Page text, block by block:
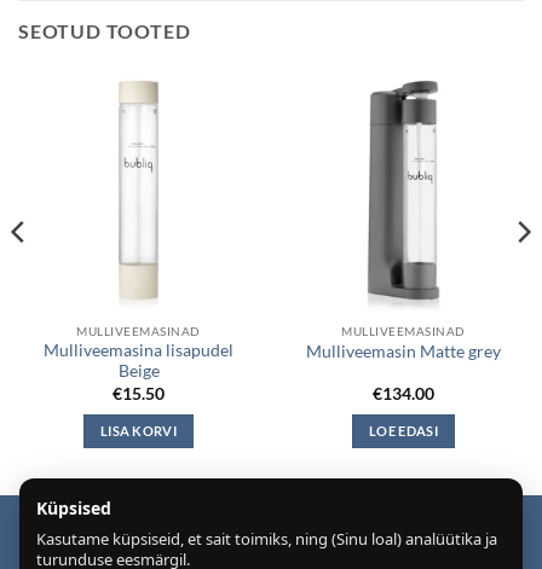
SEOTUD TOOTED
MULLIVEEMASINAD
Mulliveemasina lisapudel
Beige
€15.50
LISA KORVI
MULLIVEEMASINAD
Mulliveemasin Matte grey
€134.00
LOE EDASI
Puiduõlid ja vahadÕhuniisutajad
Küpsised
Kasutame küpsiseid, et sait toimiks, ning (Sinu loal) analüütika ja
turunduse eesmärgil.